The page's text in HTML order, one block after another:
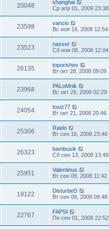
20048
shanghai
Ср апр 01, 2009 23:38
23598
vancio
Вс ноя 16, 2008 12:54
23523
nasser
Сб ноя 08, 2008 12:04
26135
toporishev
Вт окт 28, 2008 09:09
23968
PALoMnik
Вс окт 26, 2008 02:29
24054
toxiz77
Вт окт 21, 2008 20:46
25306
Raido
Вт сен 16, 2008 23:46
26323
bambusik
Сб сен 13, 2008 13:49
25951
Valentinus
Вт сен 09, 2008 11:42
19122
DisturbeD
Вт сен 09, 2008 09:48
22767
FAPSI
Пн сен 01, 2008 22:52